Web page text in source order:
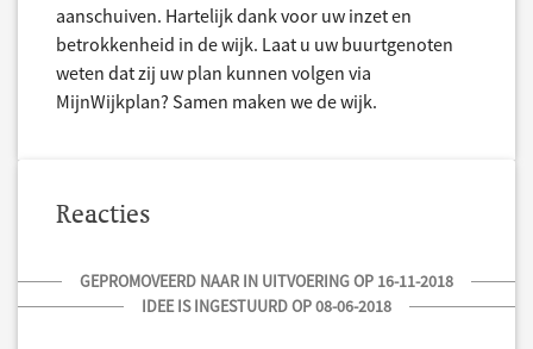
aanschuiven. Hartelijk dank voor uw inzet en
betrokkenheid in de wijk. Laat u uw buurtgenoten
weten dat zij uw plan kunnen volgen via
MijnWijkplan? Samen maken we de wijk.
Reacties
GEPROMOVEERD NAAR IN UITVOERING OP 16-11-2018
IDEE IS INGESTUURD OP 08-06-2018